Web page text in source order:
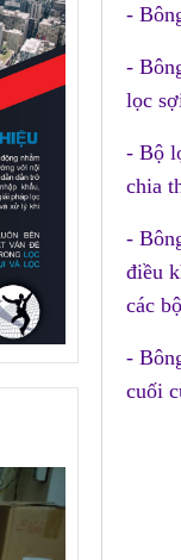
-
-
lọc
- Bộ
chia
-
điều
các
-
cuối